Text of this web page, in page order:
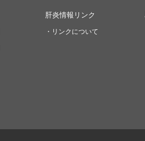
肝炎情報リンク
・リンクについて